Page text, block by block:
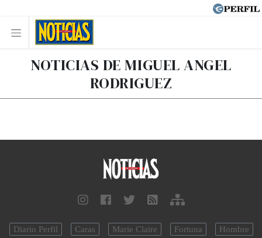
NOTICIAS DE MIGUEL ANGEL
RODRIGUEZ
Diario Perfil Caras Marie Claire Fortuna
Hombre